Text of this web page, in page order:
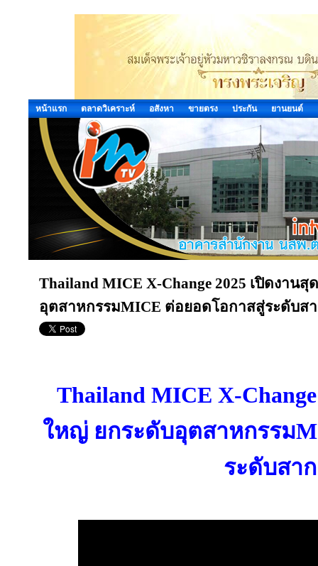
หน้าแรก ตลาดวิเคราะห์ อสังหา ขายตรง ประกัน ยานยนต์
Thailand MICE X-Change 2025 เปิดงาน
อุตสาหกรรมMICE ต่อยอดโอกาสสู่ระดับส
Thailand MICE X-
ใหญ่ ยกระดับอุตสาหกรรม
ระดับสา